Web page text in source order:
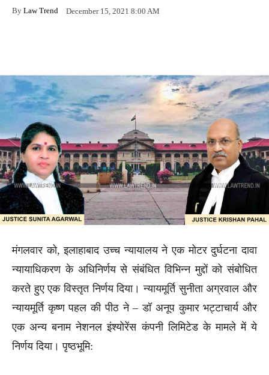
By Law Trend December 15, 2021 8:00 AM
मंगलवार को, इलाहाबाद उच्च न्यायालय ने एक मोटर दुर्घटना दावा
न्यायाधिकरण के अधिनिर्णय से संबंधित विभिन्न मुद्दों को संबोधित
करते हुए एक विस्तृत निर्णय दिया। न्यायमूर्ति सुनीता अग्रवाल और
न्यायमूर्ति कृष्ण पहल की पीठ ने – डॉ अनूप कुमार भट्टाचार्य और
एक अन्य बनाम नेशनल इंश्योरेंस कंपनी लिमिटेड के मामले में ये
निर्णय दिया। पृष्ठभूमि: